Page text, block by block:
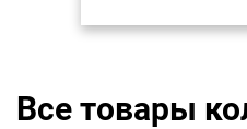
Все товары